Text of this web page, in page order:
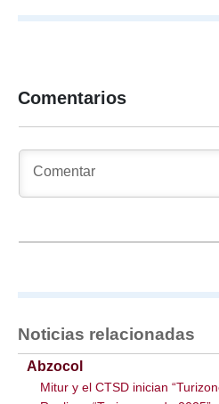
Comentarios
Noticias relacionadas
Abzocol
Mitur y el CTSD inician